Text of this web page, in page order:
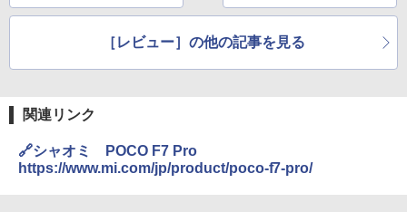
の投入で市場を席捲で
［レビュー］の他の記事を見る
関連リンク
🔗シャオミ POCO F7 Pro
https://www.mi.com/jp/product/poco-f7-pro/